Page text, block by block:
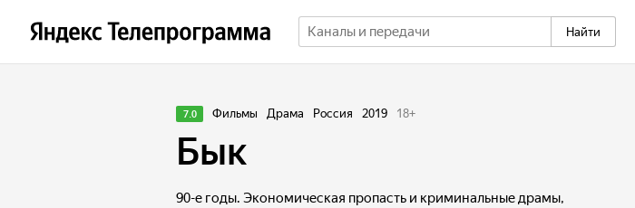
Найти
7.0 Фильмы Драма Россия 2019 18+
Бык
90-е годы. Экономическая пропасть и криминальные драмы,